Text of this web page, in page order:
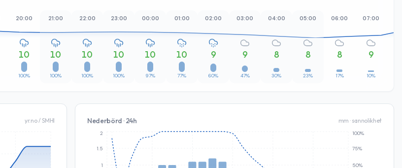
20:00
10
100%
21:00
10
100%
22:00
10
100%
23:00
10
100%
00:00
10
97%
01:00
10
77%
02:00
9
60%
03:00
9
47%
04:00
8
30%
05:00
8
23%
06:00
8
17%
07:00
9
10%
yr.no / SMHI Nederbörd · 24h mm · sannolikhet
1
1.5
2
50%
75%
100%